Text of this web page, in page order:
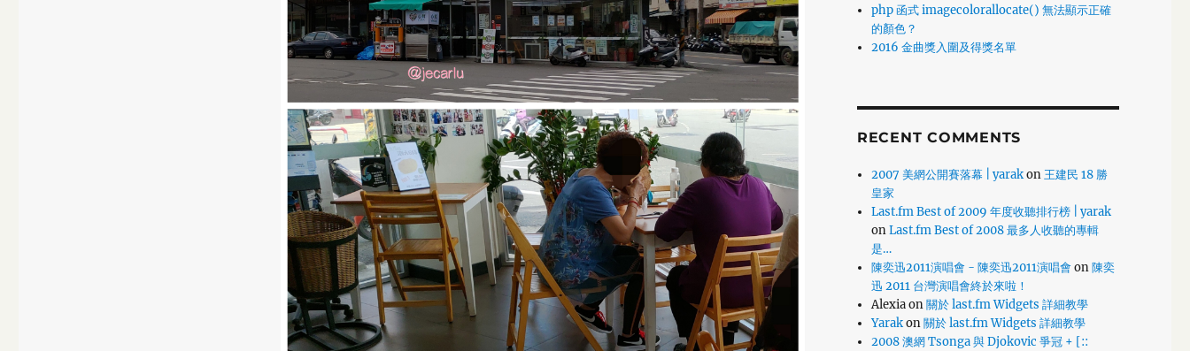
php 函式 imagecolorallocate() 無法顯示正確
的顏色？
2016 金曲獎入圍及得獎名單
RECENT COMMENTS
2007 美網公開賽落幕 | yarakon王建民 18 勝
皇家
Last.fm Best of 2009 年度收聽排行榜 | yarak
onLast.fm Best of 2008 最多人收聽的專輯
是…
陳奕迅2011演唱會 - 陳奕迅2011演唱會on陳奕
迅 2011 台灣演唱會終於來啦！
Alexiaon關於 last.fm Widgets 詳細教學
Yarakon關於 last.fm Widgets 詳細教學
2008 澳網 Tsonga 與 Djokovic 爭冠 + [::